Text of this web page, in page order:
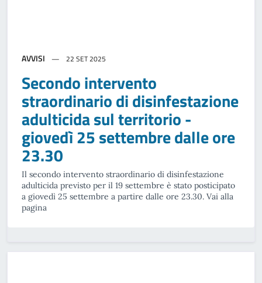
AVVISI 22 SET 2025
Secondo intervento
straordinario di disinfestazione
adulticida sul territorio -
giovedì 25 settembre dalle ore
23.30
Il secondo intervento straordinario di disinfestazione
adulticida previsto per il 19 settembre è stato posticipato
a giovedì 25 settembre a partire dalle ore 23.30. Vai alla
pagina